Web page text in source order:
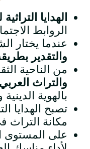
الهدايا
الروابط
عندما يختار
والتقدير
من الناحية
والتراث
بالهوية الدينية
تصبح الهدايا
مكانة
على المستوى